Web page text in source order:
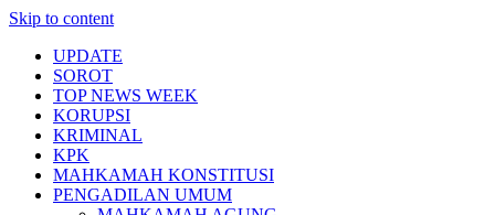
Skip to content
UPDATE
SOROT
TOP NEWS WEEK
KORUPSI
KRIMINAL
KPK
MAHKAMAH KONSTITUSI
PENGADILAN UMUM